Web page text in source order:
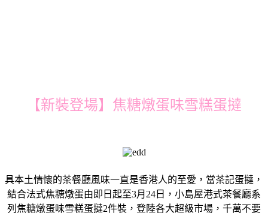
【新裝登場】焦糖燉蛋味雪糕蛋撻
具本土情懷的茶餐廳風味一直是香港人的至愛，當茶記蛋撻，
結合法式焦糖燉蛋由即日起至3月24日，小島屋港式茶餐廳系
列焦糖燉蛋味雪糕蛋撻2件裝，登陸各大超級市場，千萬不要